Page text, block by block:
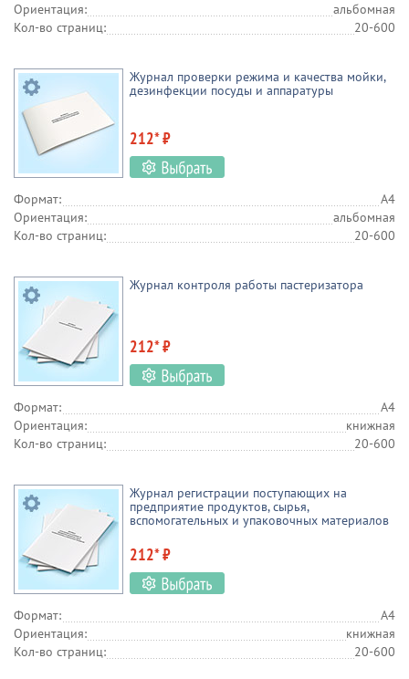
Ориентация:
альбомная
Кол-во страниц:
20-600
Журнал проверки режима и качества мойки,
дезинфекции посуды и аппаратуры
212* ₽
Формат:
А4
Ориентация:
альбомная
Кол-во страниц:
20-600
Журнал контроля работы пастеризатора
212* ₽
Формат:
А4
Ориентация:
книжная
Кол-во страниц:
20-600
Журнал регистрации поступающих на
предприятие продуктов, сырья,
вспомогательных и упаковочных материалов
212* ₽
Формат:
А4
Ориентация:
книжная
Кол-во страниц:
20-600